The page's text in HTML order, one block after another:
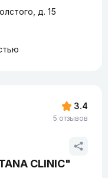
д. 15
CLINIC"
3.4
5 отзывов